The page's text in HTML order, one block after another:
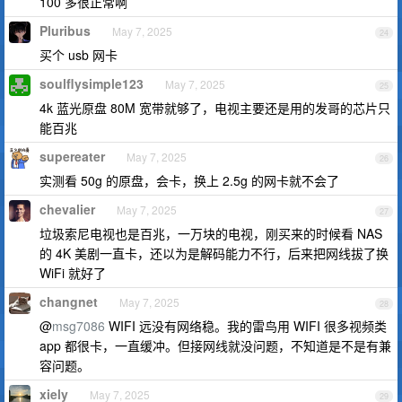
24
Pluribus May 7, 2025
买个 usb 网卡
25
soulflysimple123 May 7, 2025
4k 蓝光原盘 80M 宽带就够了，电视主要还是用的发哥的芯片只
能百兆
26
supereater May 7, 2025
实测看 50g 的原盘，会卡，换上 2.5g 的网卡就不会了
27
chevalier May 7, 2025
垃圾索尼电视也是百兆，一万块的电视，刚买来的时候看 NAS
的 4K 美剧一直卡，还以为是解码能力不行，后来把网线拔了换
WiFi 就好了
28
changnet May 7, 2025
@msg7086 WIFI 远没有网络稳。我的雷鸟用 WIFI 很多视频类
app 都很卡，一直缓冲。但接网线就没问题，不知道是不是有兼
容问题。
29
xiely May 7, 2025